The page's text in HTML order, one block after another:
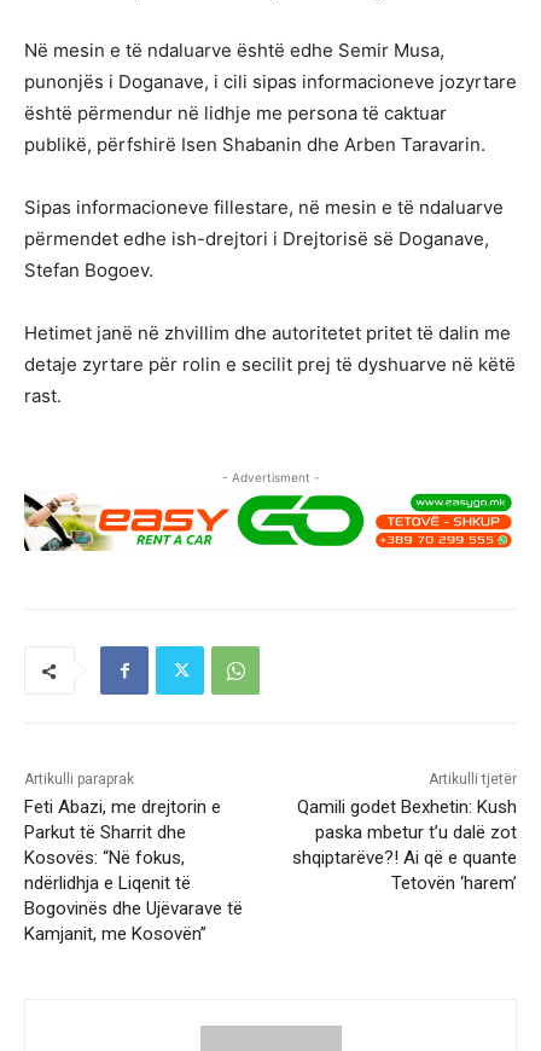
Në mesin e të ndaluarve është edhe Semir Musa,
punonjës i Doganave, i cili sipas informacioneve jozyrtare
është përmendur në lidhje me persona të caktuar
publikë, përfshirë Isen Shabanin dhe Arben Taravarin.
Sipas informacioneve fillestare, në mesin e të ndaluarve
përmendet edhe ish-drejtori i Drejtorisë së Doganave,
Stefan Bogoev.
Hetimet janë në zhvillim dhe autoritetet pritet të dalin me
detaje zyrtare për rolin e secilit prej të dyshuarve në këtë
rast.
- Advertisment -
Artikulli paraprak
Feti Abazi, me drejtorin e
Parkut të Sharrit dhe
Kosovës: “Në fokus,
ndërlidhja e Liqenit të
Bogovinës dhe Ujëvarave të
Kamjanit, me Kosovën”
Artikulli tjetër
Qamili godet Bexhetin: Kush
paska mbetur t’u dalë zot
shqiptarëve?! Ai që e quante
Tetovën ‘harem’